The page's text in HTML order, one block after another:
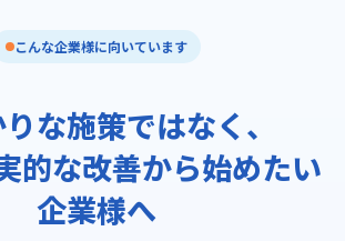
こんな企業様に向いています
な施策ではなく、
的な改善から始めたい
企業様へ